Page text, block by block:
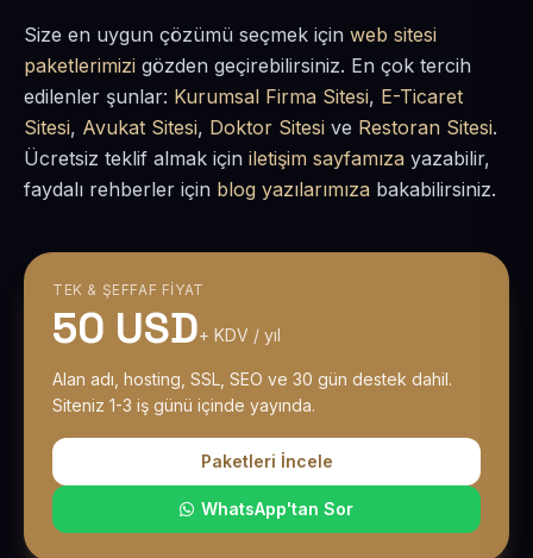
Size en uygun çözümü seçmek için web sitesi
paketlerimizi gözden geçirebilirsiniz. En çok tercih
edilenler şunlar: Kurumsal Firma Sitesi, E-Ticaret
Sitesi, Avukat Sitesi, Doktor Sitesi ve Restoran Sitesi.
Ücretsiz teklif almak için iletişim sayfamıza yazabilir,
faydalı rehberler için blog yazılarımıza bakabilirsiniz.
TEK & ŞEFFAF FIYAT
50 USD+ KDV / yıl
Alan adı, hosting, SSL, SEO ve 30 gün destek dahil.
Siteniz 1-3 iş günü içinde yayında.
Paketleri İncele
WhatsApp'tan Sor